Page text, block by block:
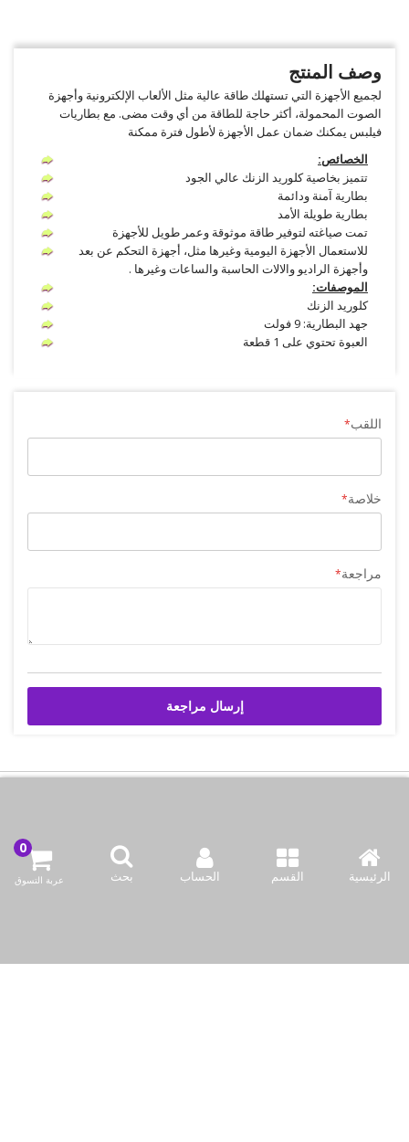
الرئيسية القسم الحساب بحث عربة التسوق
وصف المنتج
لجميع الأجهزة التي تستهلك طاقة عالية مثل الألعاب الإلكترونية وأجهزة
الصوت المحمولة، أكثر حاجة للطاقة من أي وقت مضى. مع بطاريات
فيلبس يمكنك ضمان عمل الأجهزة لأطول فترة ممكنة
الخصائص:
تتميز بخاصية كلوريد الزنك عالي الجود
بطارية آمنة ودائمة
بطارية طويلة الأمد
تمت صياغته لتوفير طاقة موثوقة وعمر طويل للأجهزة
للاستعمال الأجهزة اليومية وغيرها مثل، أجهزة التحكم عن بعد
وأجهزة الراديو والالات الحاسبة والساعات وغيرها .
الموصفات:
كلوريد الزنك
جهد البطارية: 9 فولت
العبوة تحتوي على 1 قطعة
اللقب
خلاصة
مراجعة
إرسال مراجعة
شركة بازاركوم للتجهيزات الغدائية
96594124128+